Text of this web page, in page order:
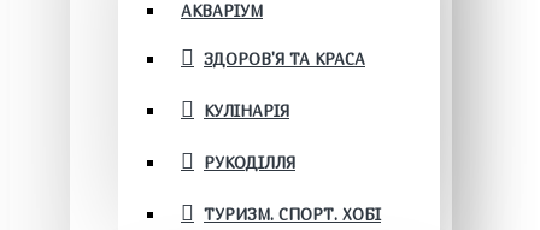
АКВАРІУМ
ЗДОРОВ'Я ТА КРАСА
КУЛІНАРІЯ
РУКОДІЛЛЯ
ТУРИЗМ. СПОРТ. ХОБІ